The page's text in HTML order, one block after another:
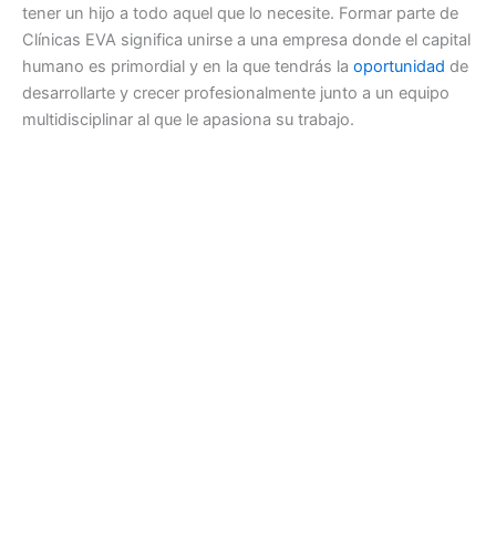
tener un hijo a todo aquel que lo necesite. Formar parte de
Clínicas EVA significa unirse a una empresa donde el capital
humano es primordial y en la que tendrás la oportunidad de
desarrollarte y crecer profesionalmente junto a un equipo
multidisciplinar al que le apasiona su trabajo.